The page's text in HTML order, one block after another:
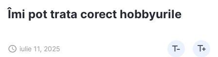
Îmi pot trata corect hobbyurile
iulie 11, 2025